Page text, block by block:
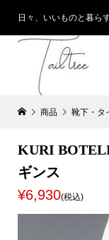
日々、いいものと暮らす
商品 靴下・タ
KURI
ギンス
¥6,930(税込)